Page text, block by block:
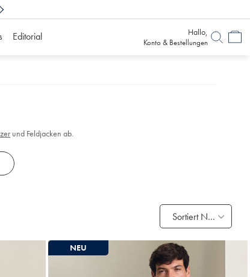
Editorial Hallo,
Konto & Bestellungen
und Feldjacken ab.
Sortiert Nach
NEU